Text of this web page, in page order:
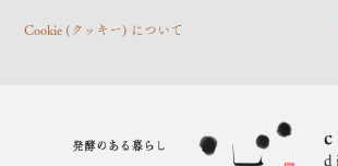
Cookie (クッキー) について